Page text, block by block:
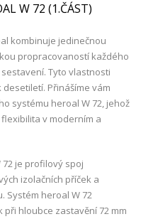
W 72 (1.ČÁST)
kombinuje jedinečnou
propracovaností každého
Tyto vlastnosti
Přinášíme vám
systému heroal W 72, jehož
v moderním a
je profilový spoj
izolačních příček a
Systém heroal W 72
hloubce zastavění 72 mm